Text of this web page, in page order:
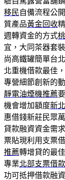
移民自備流程公
質產品黃金回收
週轉資金的方式
宜，大同茶器套
尚高鐵罐簡單台
北重機借款最佳
專營細節創新的
靜電油煙機推薦
機會增加額度新
惠借錢新莊民眾
貸款融資資金需
票貼現利用支票
推薦轉增貸的最
專業北部支票借款
功可抵押借款融